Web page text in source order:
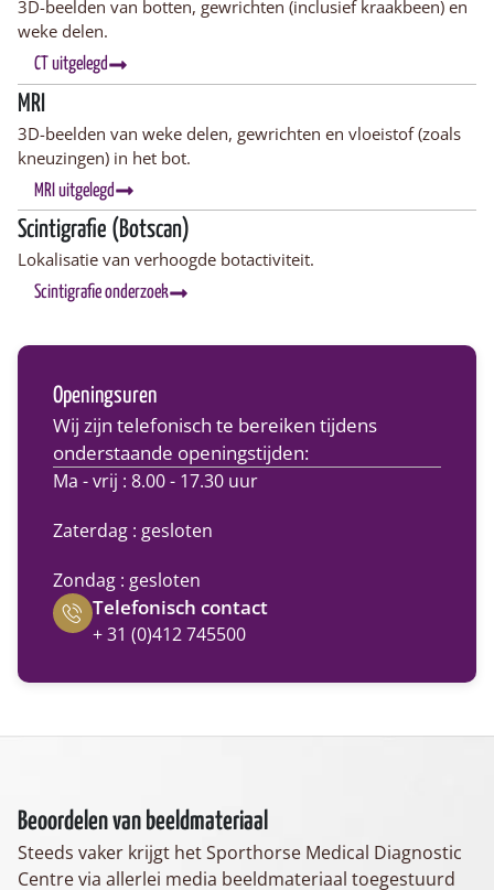
Openingsuren
Wij zijn telefonisch te bereiken tijdens
onderstaande openingstijden:
Ma - vrij : 8.00 - 17.30 uur
Zaterdag : gesloten
Zondag : gesloten
Telefonisch contact
+ 31 (0)412 745500
3D-beelden van botten, gewrichten (inclusief kraakbeen) en
weke delen.
CT uitgelegd
MRI
3D-beelden van weke delen, gewrichten en vloeistof (zoals
kneuzingen) in het bot.
MRI uitgelegd
Scintigrafie (Botscan)
Lokalisatie van verhoogde botactiviteit.
Scintigrafie onderzoek
Beoordelen van beeldmateriaal
Steeds vaker krijgt het Sporthorse Medical Diagnostic
Centre via allerlei media beeldmateriaal toegestuurd